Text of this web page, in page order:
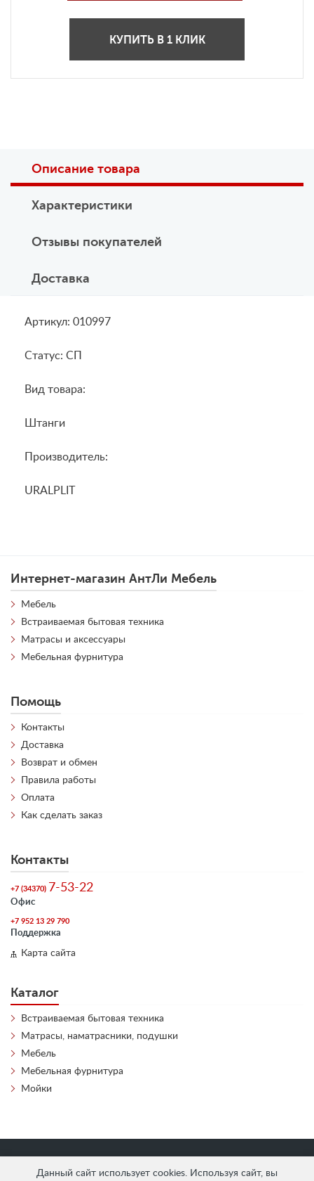
Данный сайт использует cookies. Используя сайт, вы
КУПИТЬ В 1 КЛИК
Описание товара
Характеристики
Отзывы покупателей
Доставка
Артикул: 010997
Статус: СП
Вид товара:
Штанги
Производитель:
URALPLIT
Интернет-магазин АнтЛи Мебель
Мебель
Встраиваемая бытовая техника
Матрасы и аксессуары
Мебельная фурнитура
Помощь
Контакты
Доставка
Возврат и обмен
Правила работы
Оплата
Как сделать заказ
Контакты
+7 (34370) 7-53-22
Офис
+7 952 13 29 790
Поддержка
Карта сайта
Каталог
Встраиваемая бытовая техника
Матрасы, наматрасники, подушки
Мебель
Мебельная фурнитура
Мойки